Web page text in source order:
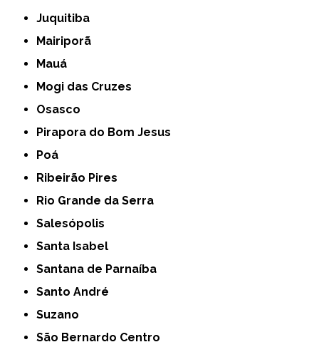
Juquitiba
Mairiporã
Mauá
Mogi das Cruzes
Osasco
Pirapora do Bom Jesus
Poá
Ribeirão Pires
Rio Grande da Serra
Salesópolis
Santa Isabel
Santana de Parnaíba
Santo André
Suzano
São Bernardo Centro